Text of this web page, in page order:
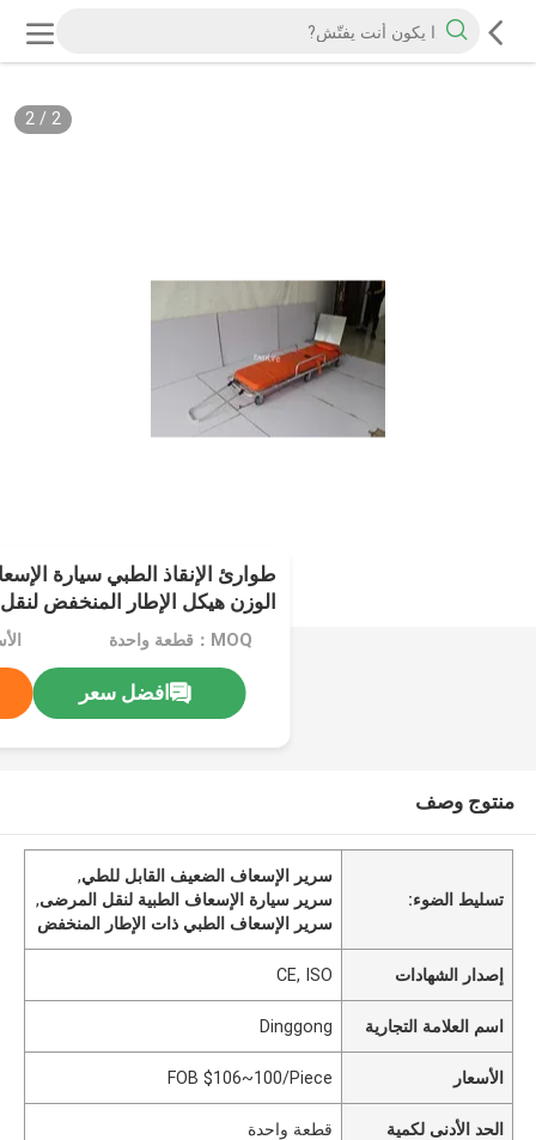
2
/
2
طوارئ الإنقاذ الطبي سيارة
الوزن هيكل الإطار المنخفض
MOQ：قطعة واحدة
افضل سعر
منتوج وصف
تسليط الضوء:
سرير الإسعاف الضعيف القابل للطي,
سرير سيارة الإسعاف الطبية لنقل المرضى,
سرير الإسعاف الطبي ذات الإطار المنخفض
إصدار الشهادات CE, ISO
اسم العلامة التجارية Dinggong
الأسعار FOB $106~100/Piece
الحد الأدنى لكمية قطعة واحدة